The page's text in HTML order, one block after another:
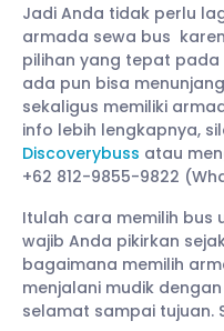
Jadi Anda tidak perlu
armada sewa bus
pilihan yang tepat pada
ada pun bisa
sekaligus memiliki
info lebih lengkapnya,
Discoverybuss atau
+62 812-9855-9822
Itulah cara memilih bus
wajib Anda pikirkan
bagaimana memilih
menjalani mudik
selamat sampai tujuan.